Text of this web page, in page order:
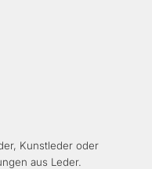
Kunstleder oder
aus Leder.